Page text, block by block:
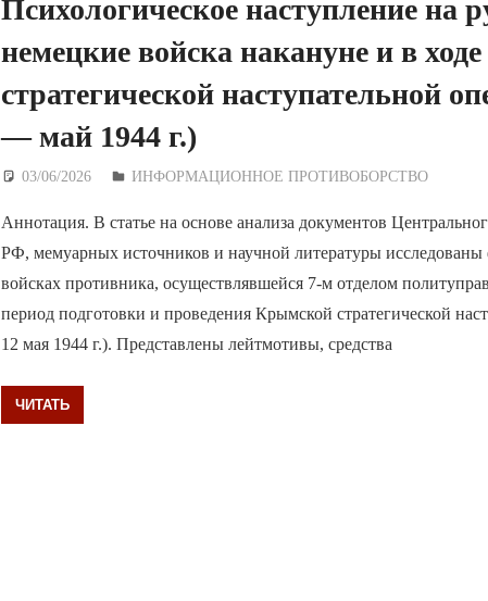
Психологическое наступление на
немецкие войска накануне и в
стратегической наступательной
— май 1944 г.)
03/06/2026 Дежурный по Редакции
ИНФОРМАЦИОННОЕ ПРОТИВОБОРСТВО
Аннотация. В статье на основе анализа документов
РФ, мемуарных источников и научной литературы
войсках противника, осуществлявшейся 7-м отделом
период подготовки и проведения Крымской стратегической
12 мая 1944 г.). Представлены лейтмотивы, средства
ЧИТАТЬ